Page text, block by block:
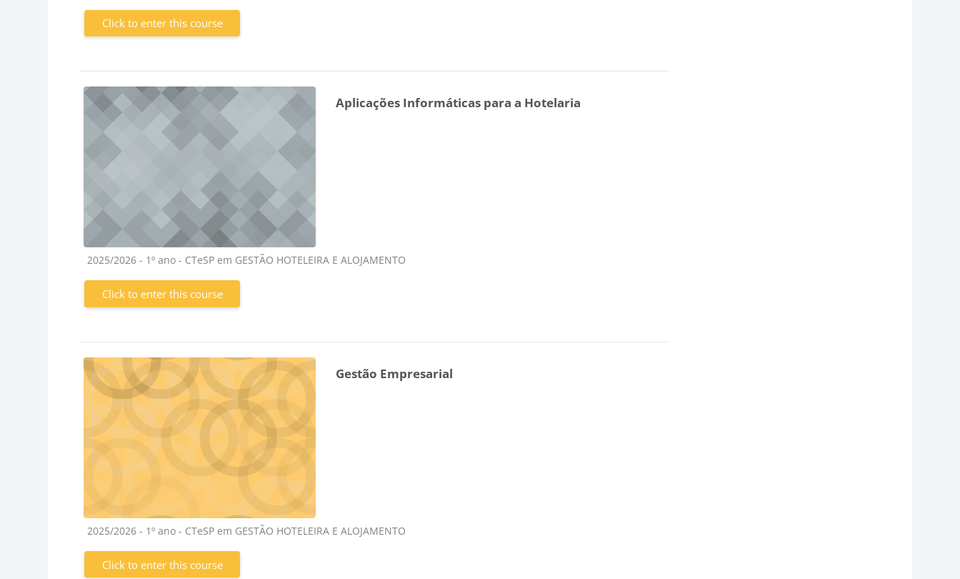
Click to enter this course
Aplicações Informáticas para a Hotelaria
Course category
2025/2026 - 1º ano - CTeSP em GESTÃO HOTELEIRA E ALOJAMENTO
Click to enter this course
Gestão Empresarial
Course category
2025/2026 - 1º ano - CTeSP em GESTÃO HOTELEIRA E ALOJAMENTO
Click to enter this course